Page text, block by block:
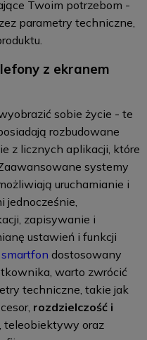
Twoim potrzebom -
parametry techniczne,
z ekranem
sobie życie - te
rozbudowane
z licznych aplikacji, które
systemy
uruchamianie i
jednocześnie,
zapisywanie i
ustawień i funkcji
dostosowany
warto zwrócić
techniczne, takie jak
rozdzielczość i
teleobiektywy oraz